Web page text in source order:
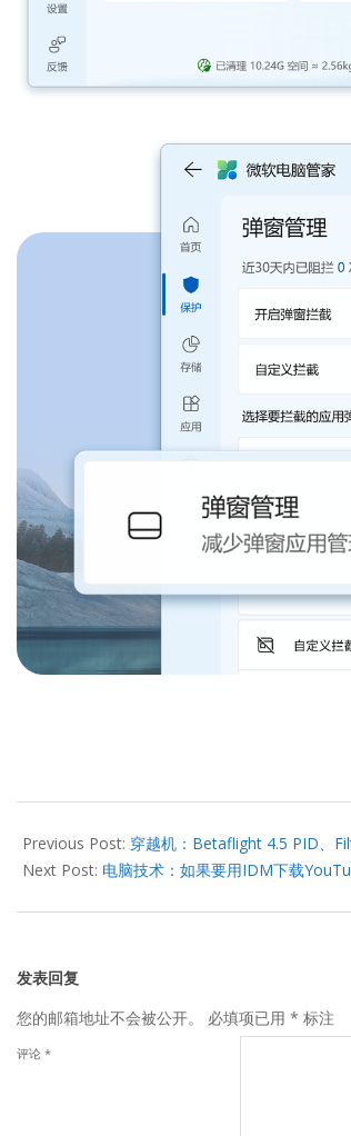
04-
13
Previous Post: 穿越机：Betaflight 4.5 PID、
Next Post: 电脑技术：如果要用IDM下载
发表回复
您的邮箱地址不会被公开。
必填项已用 * 标注
评论 *